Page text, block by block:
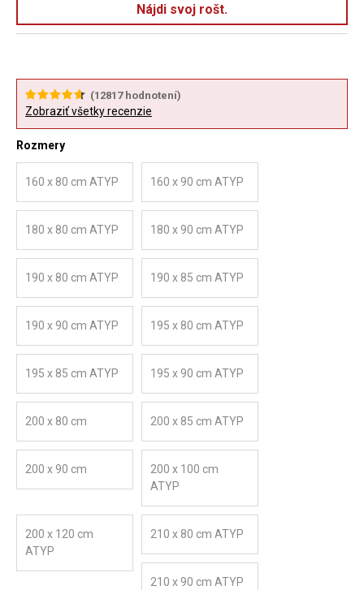
Nájdi svoj rošt.
(12817hodnotení)
Zobraziť všetky recenzie
Rozmery
160 x 80 cm ATYP 160 x 90 cm ATYP
180 x 80 cm ATYP 180 x 90 cm ATYP
190 x 80 cm ATYP 190 x 85 cm ATYP
190 x 90 cm ATYP 195 x 80 cm ATYP
195 x 85 cm ATYP 195 x 90 cm ATYP
200 x 80 cm 200 x 85 cm ATYP
200 x 90 cm
200 x 100 cm
ATYP
200 x 120 cm
ATYP
210 x 80 cm ATYP
210 x 90 cm ATYP